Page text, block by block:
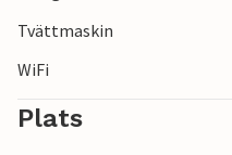
Tvättmaskin
WiFi
Plats